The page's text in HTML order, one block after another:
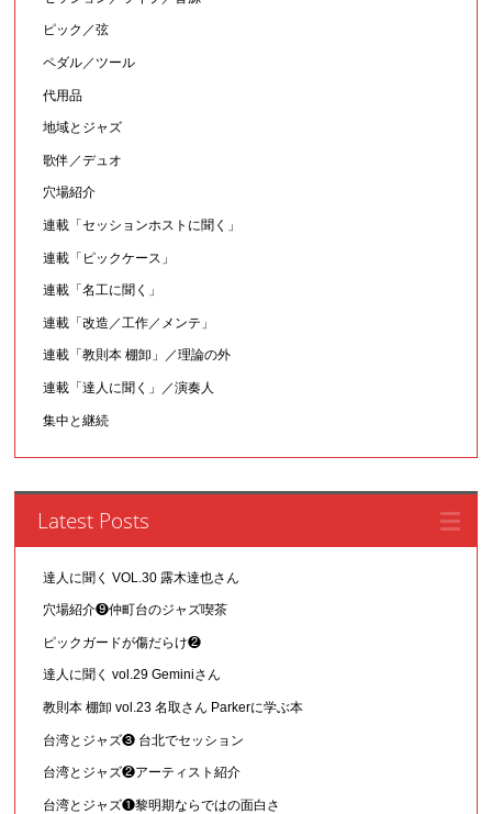
ピック／弦
ペダル／ツール
代用品
地域とジャズ
歌伴／デュオ
穴場紹介
連載「セッションホストに聞く」
連載「ピックケース」
連載「名工に聞く」
連載「改造／工作／メンテ」
連載「教則本 棚卸」／理論の外
連載「達人に聞く」／演奏人
集中と継続
Latest Posts
達人に聞く VOL.30 露木達也さん
穴場紹介❾仲町台のジャズ喫茶
ピックガードが傷だらけ❷
達人に聞く vol.29 Geminiさん
教則本 棚卸 vol.23 名取さん Parkerに学ぶ本
台湾とジャズ❸ 台北でセッション
台湾とジャズ❷アーティスト紹介
台湾とジャズ❶黎明期ならではの面白さ